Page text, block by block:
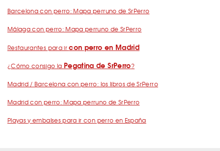
Barcelona con perro: Mapa perruno de SrPerro
Málaga con perro: Mapa perruno de SrPerro
Restaurantes para ircon perro en Madrid
¿Cómo consigo la Pegatina de SrPerro?
Madrid / Barcelona con perro: los libros de SrPerro
Madrid con perro: Mapa perruno de SrPerro
Playas y embalses para ir con perro en España